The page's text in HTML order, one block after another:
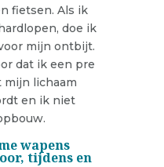
fietsen. Als ik
doe ik
mijn ontbijt.
dat ik een pre
mijn lichaam
en ik niet
wapens
tijdens en